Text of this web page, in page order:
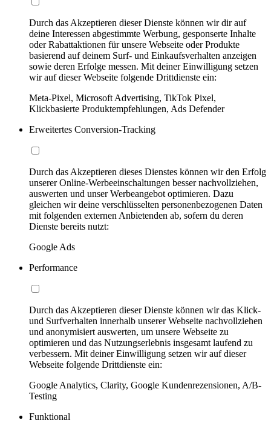
Durch das Akzeptieren dieser Dienste können wir dir auf
deine Interessen abgestimmte Werbung, gesponserte Inhalte
oder Rabattaktionen für unsere Webseite oder Produkte
basierend auf deinem Surf- und Einkaufsverhalten anzeigen
sowie deren Erfolge messen. Mit deiner Einwilligung setzen
wir auf dieser Webseite folgende Drittdienste ein:
Meta-Pixel, Microsoft Advertising, TikTok Pixel,
Klickbasierte Produktempfehlungen, Ads Defender
Erweitertes Conversion-Tracking
Durch das Akzeptieren dieses Dienstes können wir den Erfolg
unserer Online-Werbeeinschaltungen besser nachvollziehen,
auswerten und unser Werbeangebot optimieren. Dazu
gleichen wir deine verschlüsselten personenbezogenen Daten
mit folgenden externen Anbietenden ab, sofern du deren
Dienste bereits nutzt:
Google Ads
Performance
Durch das Akzeptieren dieser Dienste können wir das Klick-
und Surfverhalten innerhalb unserer Webseite nachvollziehen
und anonymisiert auswerten, um unsere Webseite zu
optimieren und das Nutzungserlebnis insgesamt laufend zu
verbessern. Mit deiner Einwilligung setzen wir auf dieser
Webseite folgende Drittdienste ein:
Google Analytics, Clarity, Google Kundenrezensionen, A/B-
Testing
Funktional